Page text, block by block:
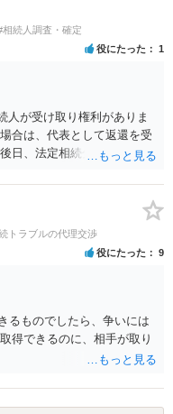
相続人調査・確定
役にたった 1
人が受け取り権利がありま
合は、代表として返還を受
日、法定相続分に基づいて
トラブルの代理交渉
役にたった 9
るものでしたら、争いには
得できるのに、相手が取り